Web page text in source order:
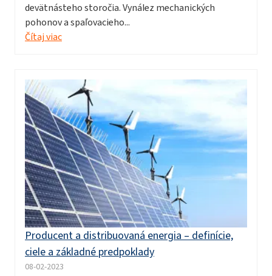
devätnásteho storočia. Vynález mechanických
pohonov a spaľovacieho...
Čítaj viac
Producent a distribuovaná energia – definície,
ciele a základné predpoklady
08-02-2023